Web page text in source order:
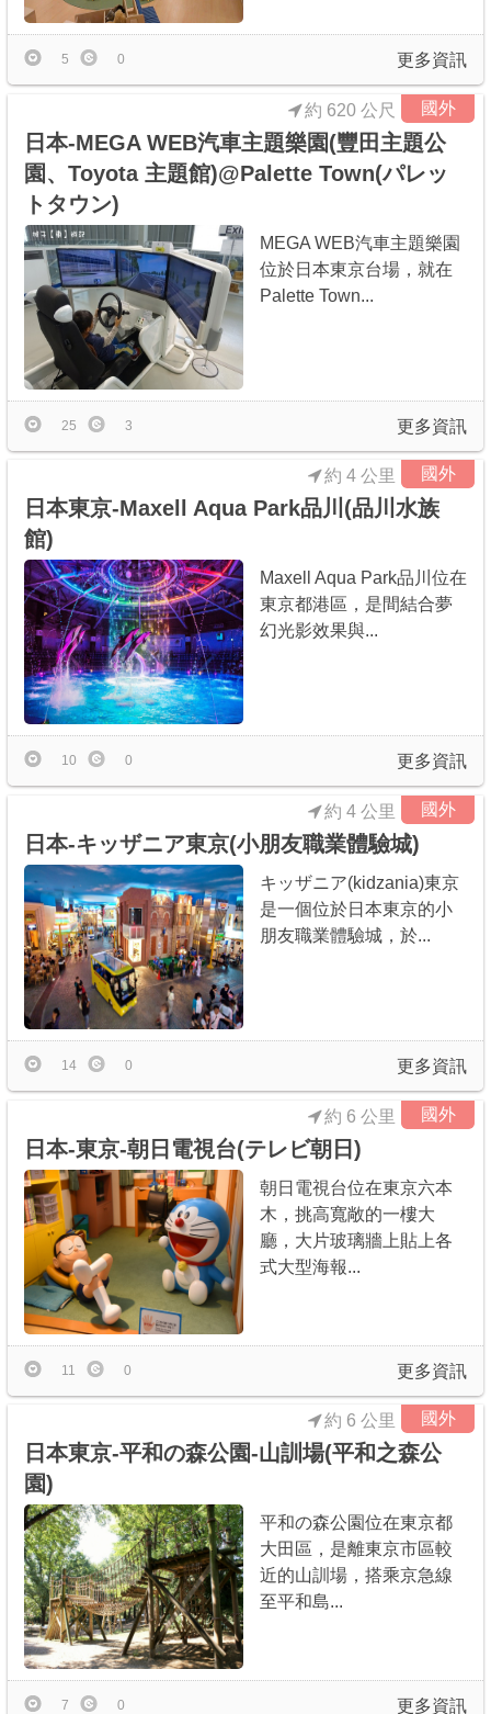
更多資訊
5 0
國外
約 620 公尺
日本-MEGA WEB汽車主題樂園(豐田主題公
園、Toyota 主題館)@Palette Town(パレッ
トタウン)
MEGA WEB汽車主題樂園
位於日本東京台場，就在
Palette Town...
更多資訊
25 3
國外
約 4 公里
日本東京-Maxell Aqua Park品川(品川水族
館)
Maxell Aqua Park品川位在
東京都港區，是間結合夢
幻光影效果與...
更多資訊
10 0
國外
約 4 公里
日本-キッザニア東京(小朋友職業體驗城)
キッザニア(kidzania)東京
是一個位於日本東京的小
朋友職業體驗城，於...
更多資訊
14 0
國外
約 6 公里
日本-東京-朝日電視台(テレビ朝日)
朝日電視台位在東京六本
木，挑高寬敞的一樓大
廳，大片玻璃牆上貼上各
式大型海報...
更多資訊
11 0
國外
約 6 公里
日本東京-平和の森公園-山訓場(平和之森公
園)
平和の森公園位在東京都
大田區，是離東京市區較
近的山訓場，搭乘京急線
至平和島...
更多資訊
7 0